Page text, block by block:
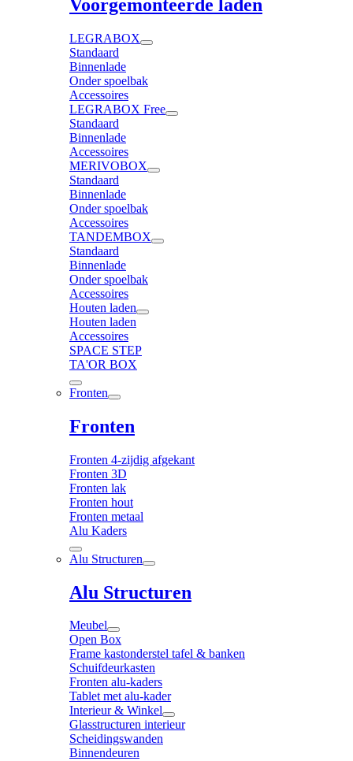
Voorgemonteerde laden
LEGRABOX
Standaard
Binnenlade
Onder spoelbak
Accessoires
LEGRABOX Free
Standaard
Binnenlade
Accessoires
MERIVOBOX
Standaard
Binnenlade
Onder spoelbak
Accessoires
TANDEMBOX
Standaard
Binnenlade
Onder spoelbak
Accessoires
Houten laden
Houten laden
Accessoires
SPACE STEP
TA'OR BOX
Fronten
Fronten
Fronten 4-zijdig afgekant
Fronten 3D
Fronten lak
Fronten hout
Fronten metaal
Alu Kaders
Alu Structuren
Alu Structuren
Meubel
Open Box
Frame kastonderstel tafel & banken
Schuifdeurkasten
Fronten alu-kaders
Tablet met alu-kader
Interieur & Winkel
Glasstructuren interieur
Scheidingswanden
Binnendeuren